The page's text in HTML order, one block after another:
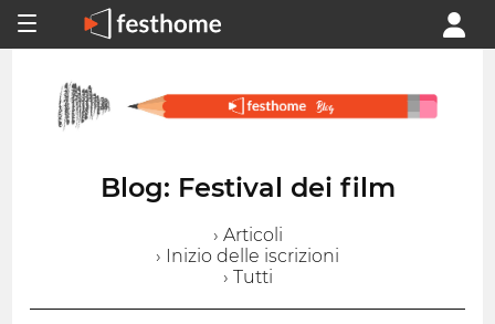
Blog: Festival dei film
› Articoli
› Inizio delle iscrizioni
› Tutti